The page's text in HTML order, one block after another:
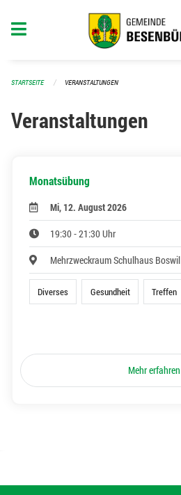
STARTSEITE VERANSTALTUNGEN
Veranstaltungen
Monatsübung
Mi, 12. August 2026
19:30 - 21:30 Uhr
Mehrzweckraum Schulhaus Boswil
Diverses Gesundheit Treffen
Mehr erfahren